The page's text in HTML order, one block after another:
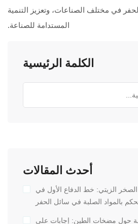
في مختلف الصناعات، وتعزيز التنمية
المستدامة للصناعة.
الكلمة الرئيسية
أحدث المقالات
الزيتي: خط الدفاع الأول في
بالمواد الصلبة في سائل الحفر
حول مضخات الطين: إجابات على